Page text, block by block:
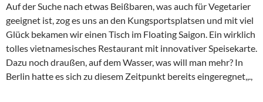
Auf der Suche nach etwas Beißbaren, was auch für Vegetarier
geeignet ist, zog es uns an den Kungsportsplatsen und mit viel
Glück bekamen wir einen Tisch im Floating Saigon. Ein wirklich
tolles vietnamesisches Restaurant mit innovativer Speisekarte.
Dazu noch draußen, auf dem Wasser, was will man mehr? In
Berlin hatte es sich zu diesem Zeitpunkt bereits eingeregnet,,.,